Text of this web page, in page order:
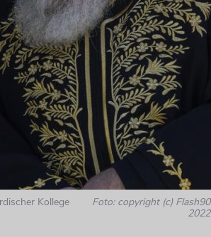
Kollege
Foto: copyright (c) Flash90
2022